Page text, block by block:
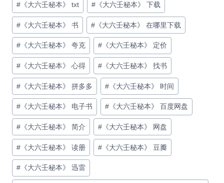
# 《大六壬秘本》 txt # 《大六壬秘本》 下载
# 《大六壬秘本》 书 # 《大六壬秘本》 在哪里下载
# 《大六壬秘本》 夸克 # 《大六壬秘本》 定价
# 《大六壬秘本》 心得 # 《大六壬秘本》 找书
# 《大六壬秘本》 拼多多 # 《大六壬秘本》 时间
# 《大六壬秘本》 电子书 # 《大六壬秘本》 百度网盘
# 《大六壬秘本》 简介 # 《大六壬秘本》 网盘
# 《大六壬秘本》 读册 # 《大六壬秘本》 豆瓣
# 《大六壬秘本》 迅雷